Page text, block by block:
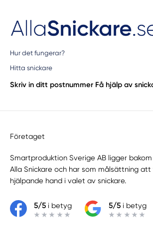
Hur det fungerar?
Hitta snickare
Skriv in ditt postnummer Få hjälp av
Företaget
Smartproduktion Sverige AB ligger
Alla Snickare och har som målsättning att
hjälpande hand i valet av snickare.
5/5i betyg 5/5i betyg